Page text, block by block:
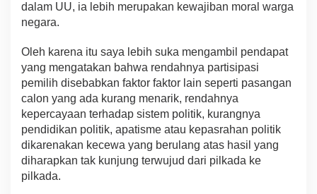
dalam UU, ia lebih merupakan kewajiban moral warga
negara.
Oleh karena itu saya lebih suka mengambil pendapat
yang mengatakan bahwa rendahnya partisipasi
pemilih disebabkan faktor faktor lain seperti pasangan
calon yang ada kurang menarik, rendahnya
kepercayaan terhadap sistem politik, kurangnya
pendidikan politik, apatisme atau kepasrahan politik
dikarenakan kecewa yang berulang atas hasil yang
diharapkan tak kunjung terwujud dari pilkada ke
pilkada.